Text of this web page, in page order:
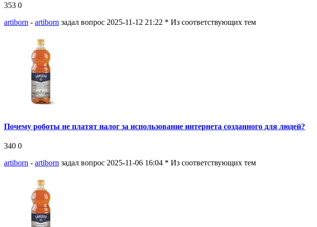
353 0
artiborn - artiborn задал вопрос 2025-11-12 21:22 * Из соответствующих тем
Почему роботы не платят налог за использование интернета созданного для людей?
340 0
artiborn - artiborn задал вопрос 2025-11-06 16:04 * Из соответствующих тем